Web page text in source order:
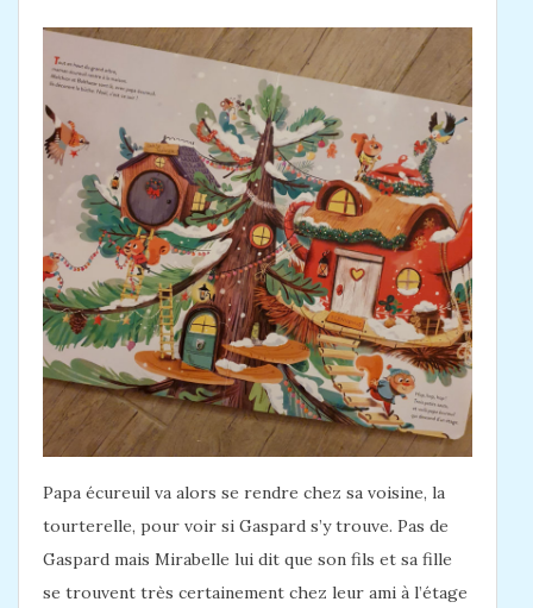
Papa écureuil va alors se rendre chez sa voisine, la
tourterelle, pour voir si Gaspard s’y trouve. Pas de
Gaspard mais Mirabelle lui dit que son fils et sa fille
se trouvent très certainement chez leur ami à l’étage